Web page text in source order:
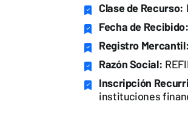
Clase de Recurso:
Fecha de Recibido:
Registro Mercantil:
Razón Social:
Inscripción
instituciones